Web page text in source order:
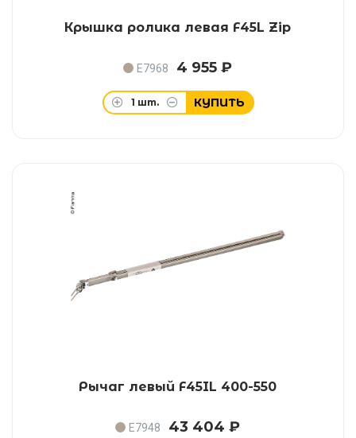
Крышка ролика левая F45L Zip
E7968 4 955 ₽
1 шт. КУПИТЬ
Рычаг левый F45IL 400-550
E7948 43 404 ₽